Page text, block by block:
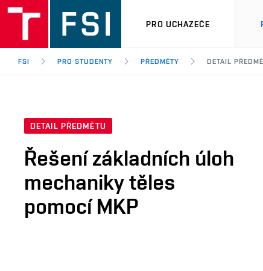
PRO UCHAZEČE
FSI PRO STUDENTY PŘEDMĚTY DETAIL
DETAIL PŘEDMĚTU
Řešení základních úloh
mechaniky těles
pomocí MKP